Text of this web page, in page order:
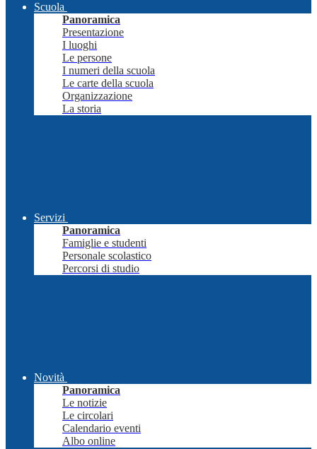
Scuola
Panoramica
Presentazione
I luoghi
Le persone
I numeri della scuola
Le carte della scuola
Organizzazione
La storia
Servizi
Panoramica
Famiglie e studenti
Personale scolastico
Percorsi di studio
Novità
Panoramica
Le notizie
Le circolari
Calendario eventi
Albo online